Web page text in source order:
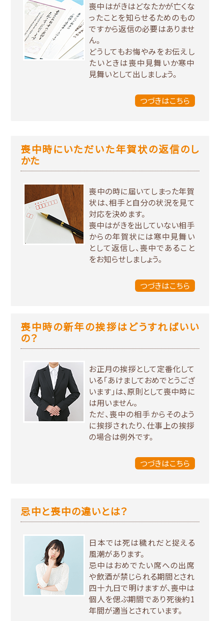
喪中はがきはどなたかが亡くな
ったことを知らせるためのもの
ですから返信の必要はありませ
ん。
どうしてもお悔やみをお伝えし
たいときは喪中見舞いか寒中
見舞いとして出しましょう。
つづきはこちら
喪中時にいただいた年賀状の返信のし
かた
喪中の時に届いてしまった年賀
状は、相手と自分の状況を見て
対応を決めます。
喪中はがきを出していない相手
からの年賀状には寒中見舞い
として返信し、喪中であること
をお知らせしましょう。
つづきはこちら
喪中時の新年の挨拶はどうすればいい
の？
お正月の挨拶として定番化して
いる「あけましておめでとうござ
います」は、原則として喪中時に
は用いません。
ただ、喪中の相手からそのよう
に挨拶されたり、仕事上の挨拶
の場合は例外です。
つづきはこちら
忌中と喪中の違いとは？
日本では死は穢れだと捉える
風潮があります。
忌中はおめでたい席への出席
や飲酒が禁じられる期間とされ
四十九日で明けますが、喪中は
個人を偲ぶ期間であり死後約1
年間が適当とされています。